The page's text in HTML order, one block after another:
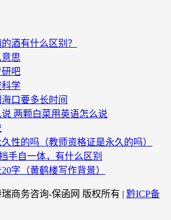
酒有什么区别？
思
研吧
学
口要多长时间
两颗白菜用英语怎么说
性的吗（教师资格证是永久的吗）
手自一体，有什么区别
字（黄鹤楼写作背景）
瑞商务咨询-保函网 版权所有 | 黔ICP备